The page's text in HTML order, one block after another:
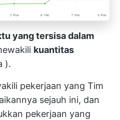
yang tersisa dalam
kuantitas
).
pekerjaan yang Tim
sejauh ini, dan
pekerjaan yang